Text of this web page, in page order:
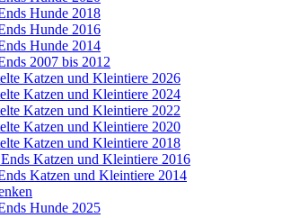
Hunde 2018
Hunde 2016
Hunde 2014
2007 bis 2012
Katzen und Kleintiere 2026
Katzen und Kleintiere 2024
Katzen und Kleintiere 2022
Katzen und Kleintiere 2020
Katzen und Kleintiere 2018
Katzen und Kleintiere 2016
Katzen und Kleintiere 2014
Hunde 2025